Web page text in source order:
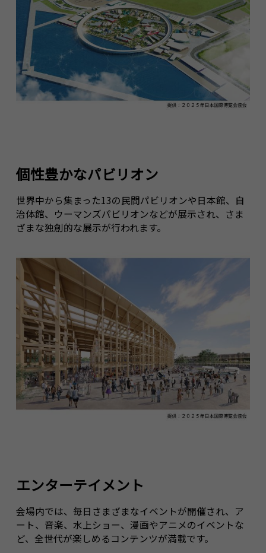
個性豊かなパビリオン
世界中から集まった13の民間パビリオンや日本館、自
治体館、ウーマンズパビリオンなどが展示され、さま
ざまな独創的な展示が行われます。
エンターテイメント
会場内では、毎日さまざまなイベントが開催され、ア
ート、音楽、水上ショー、漫画やアニメのイベントな
ど、全世代が楽しめるコンテンツが満載です。